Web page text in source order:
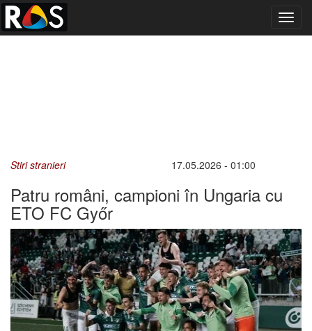
Stiri stranieri 17.05.2026 - 01:00
Patru români, campioni în Ungaria cu
ETO FC Győr